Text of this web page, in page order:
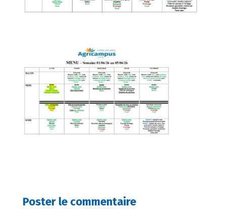
Poster le commentaire